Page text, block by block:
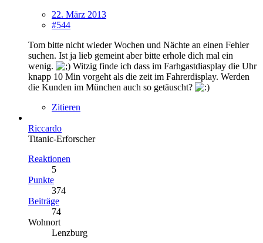
22. März 2013
#544
Tom bitte nicht wieder Wochen und Nächte an einen Fehler
suchen. Ist ja lieb gemeint aber bitte erhole dich mal ein
wenig.
Witzig finde ich dass im Farhgastdiasplay die Uhr
knapp 10 Min vorgeht als die zeit im Fahrerdisplay. Werden
die Kunden im München auch so getäuscht?
Zitieren
Riccardo
Titanic-Erforscher
Reaktionen
5
Punkte
374
Beiträge
74
Wohnort
Lenzburg